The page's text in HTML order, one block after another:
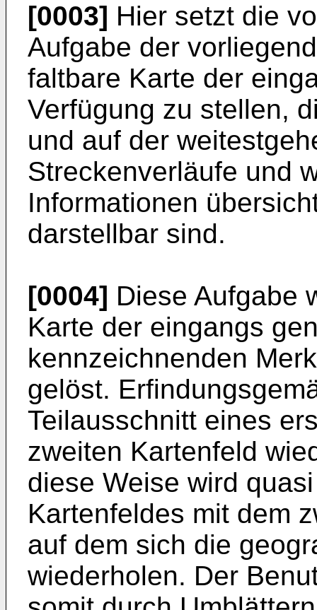
[0003] Hier setzt die
Aufgabe der
faltbare Karte der
Verfügung zu stellen,
und auf der
Streckenverläufe und
Informationen
darstellbar sind.
[0004] Diese Aufgabe
Karte der eingangs
kennzeichnenden
gelöst.
Teilausschnitt eines
zweiten Kartenfeld
diese Weise wird
Kartenfeldes mit dem
auf dem sich die
wiederholen. Der